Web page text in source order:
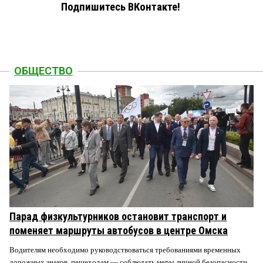
Подпишитесь ВКонтакте!
ОБЩЕСТВО
Парад физкультурников остановит транспорт и
поменяет маршруты автобусов в центре Омска
Водителям необходимо руководствоваться требованиями временных